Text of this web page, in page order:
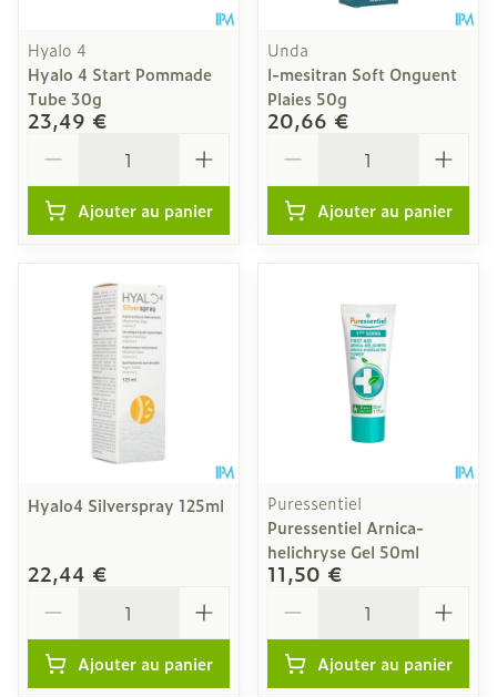
Hyalo 4
Hyalo 4 Start Pommade
Tube 30g
23,49 €
Ajouter au panier
Unda
l-mesitran Soft Onguent
Plaies 50g
20,66 €
Ajouter au panier
Hyalo4 Silverspray 125ml
22,44 €
Ajouter au panier
Puressentiel
Puressentiel Arnica-
helichryse Gel 50ml
11,50 €
Ajouter au panier